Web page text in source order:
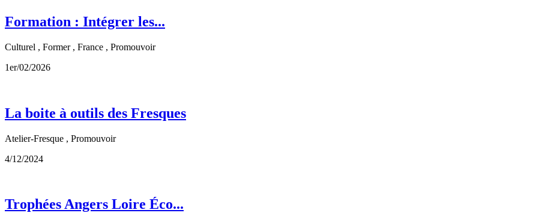
Formation : Intégrer les...
Culturel , Former , France , Promouvoir
1er/02/2026
La boite à outils des Fresques
Atelier-Fresque , Promouvoir
4/12/2024
Trophées Angers Loire Éco...